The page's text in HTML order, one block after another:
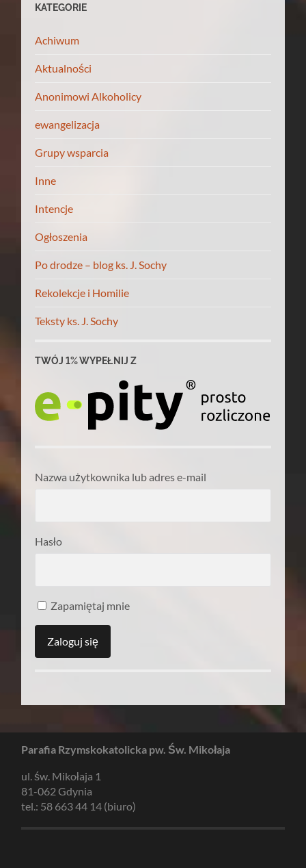
KATEGORIE
Achiwum
Aktualności
Anonimowi Alkoholicy
ewangelizacja
Grupy wsparcia
Inne
Intencje
Ogłoszenia
Po drodze – blog ks. J. Sochy
Rekolekcje i Homilie
Teksty ks. J. Sochy
TWÓJ 1% WYPEŁNIJ Z
Nazwa użytkownika lub adres e-mail
Hasło
Zapamiętaj mnie
Parafia Rzymskokatolicka pw. Św. Mikołaja
ul. św. Mikołaja 1
81-062 Gdynia
tel.: 58 663 44 14 (biuro)